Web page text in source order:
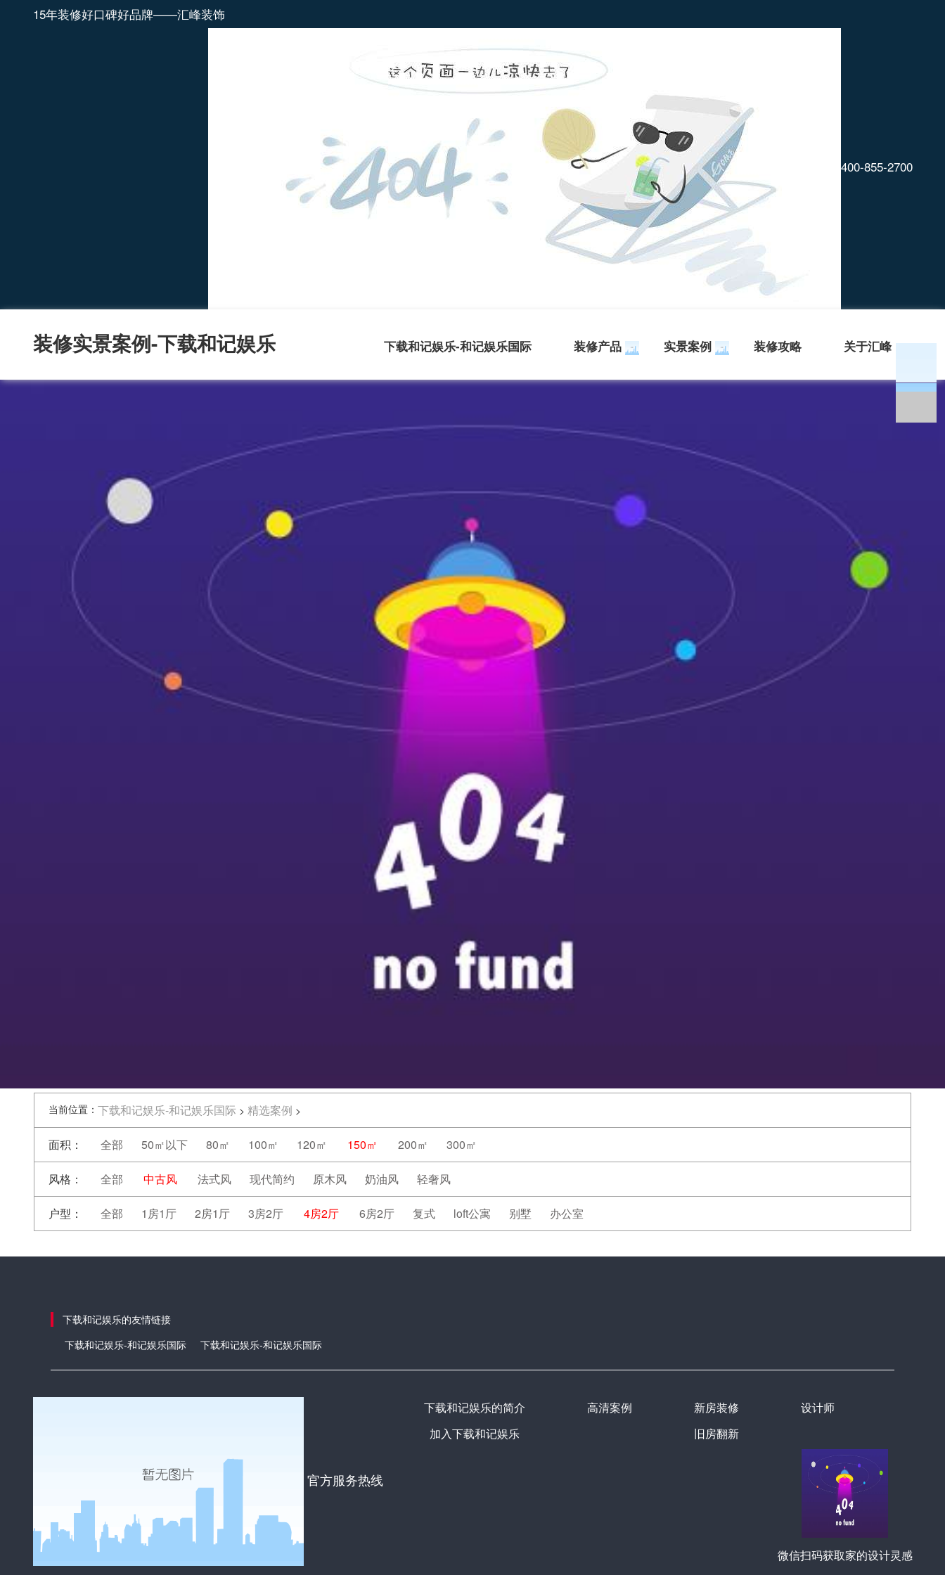
15年装修好口碑好品牌——汇峰装饰
400-855-2700
装修实景案例-下载和记娱乐 下载和记娱乐-和记娱乐国际 装修产品 实景案例 装修攻略 关于汇峰
当前位置： 下载和记娱乐-和记娱乐国际 > 精选案例 >
面积： 全部 50㎡以下 80㎡ 100㎡ 120㎡ 150㎡ 200㎡ 300㎡
风格： 全部 中古风 法式风 现代简约 原木风 奶油风 轻奢风
户型： 全部 1房1厅 2房1厅 3房2厅 4房2厅 6房2厅 复式 loft公寓 别墅 办公室
下载和记娱乐的友情链接
下载和记娱乐-和记娱乐国际
下载和记娱乐-和记娱乐国际
官方服务热线
下载和记娱乐的简介
加入下载和记娱乐
高清案例
新房装修
旧房翻新
设计师
微信扫码获取家的设计灵感